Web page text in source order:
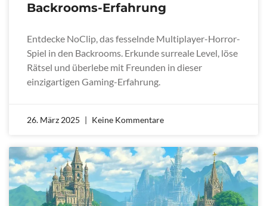
Backrooms-Erfahrung
Entdecke NoClip, das fesselnde Multiplayer-Horror-
Spiel in den Backrooms. Erkunde surreale Level, löse
Rätsel und überlebe mit Freunden in dieser
einzigartigen Gaming-Erfahrung.
26. März 2025 Keine Kommentare